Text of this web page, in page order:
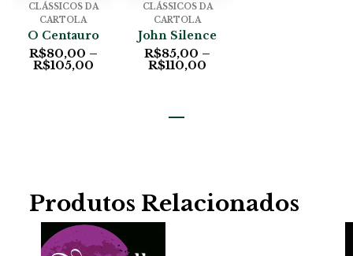
CLÁSSICOS DA
CARTOLA
O Centauro
R$80,00 –
R$105,00
CLÁSSICOS DA
CARTOLA
John Silence
R$85,00 –
R$110,00
Produtos Relacionados